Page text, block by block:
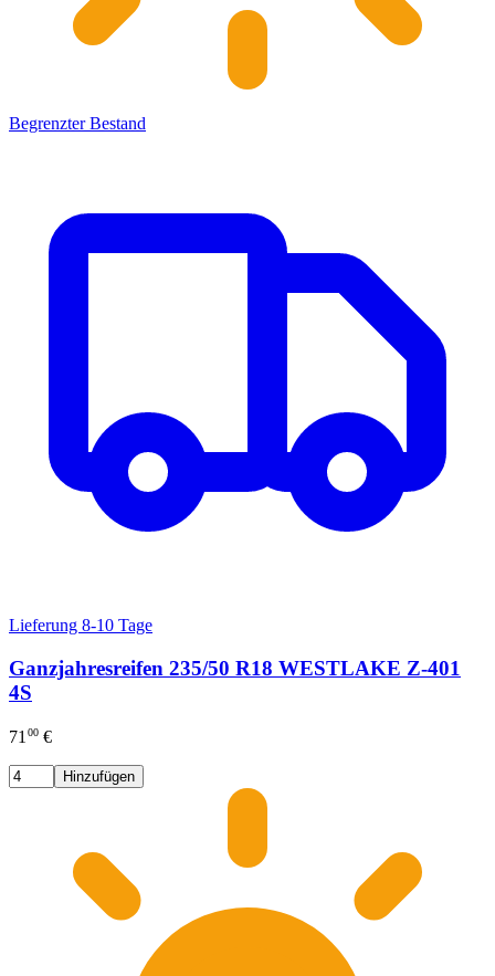
Begrenzter Bestand
Lieferung 8-10 Tage
Ganzjahresreifen 235/50 R18 WESTLAKE Z-401
4S
71 00 €
Hinzufügen